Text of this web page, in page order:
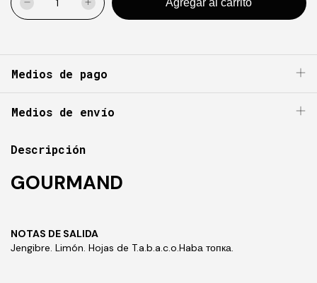
Medios de pago
Medios de envío
Descripción
GOURMAND
NOTAS DE SALIDA
Jengibre. Limón. Hojas de T.a.b.a.c.o.Habа топка.